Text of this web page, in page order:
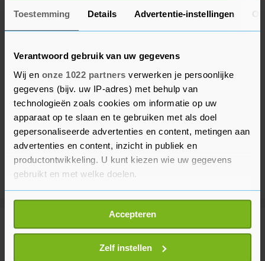
Toestemming Details Advertentie-instellingen
Verantwoord gebruik van uw gegevens
Wij en onze 1022 partners verwerken je persoonlijke
gegevens (bijv. uw IP-adres) met behulp van
technologieën zoals cookies om informatie op uw
apparaat op te slaan en te gebruiken met als doel
gepersonaliseerde advertenties en content, metingen aan
advertenties en content, inzicht in publiek en
productontwikkeling. U kunt kiezen wie uw gegevens
gebruikt en met welke doelen.
Als u het toestaat, willen we ook graag:
Informatie verzamelen over uw geografische
locatie, die tot een paar meter nauwkeurig kan zijn
Uw apparaat identificeren door het actief te
Accepteren
Zelf instellen
Meer uit Financieel